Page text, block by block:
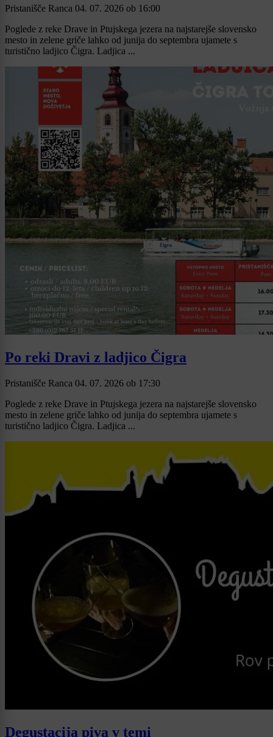
Pristanišče Ranca 04. 07. 2026 ob 16:00
Poglede z reke Drave in Ptujskega jezera na najstarejše slovensko
mesto in zelene griče lahko od junija do septembra ujamete s
turistično ladjico Čigra. Ladjica ...
Po reki Dravi z ladjico Čigra
Pristanišče Ranca 04. 07. 2026 ob 17:30
Poglede z reke Drave in Ptujskega jezera na najstarejše slovensko
mesto in zelene griče lahko od junija do septembra ujamete s
turistično ladjico Čigra. Ladjica ...
Degustacija piva v temi